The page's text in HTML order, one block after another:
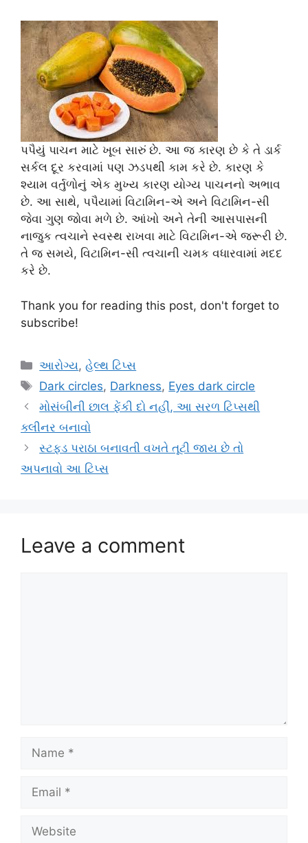
પપૈયું પાચન માટે ખૂબ સારું છે. આ જ કારણ છે કે તે ડાર્ક
સર્કલ દૂર કરવામાં પણ ઝડપથી કામ કરે છે. કારણ કે
શ્યામ વર્તુળોનું એક મુખ્ય કારણ યોગ્ય પાચનનો અભાવ
છે. આ સાથે, પપૈયામાં વિટામિન-એ અને વિટામિન-સી
જેવા ગુણ જોવા મળે છે. આંખો અને તેની આસપાસની
નાજુક ત્વચાને સ્વસ્થ રાખવા માટે વિટામિન-એ જરૂરી છે.
તે જ સમયે, વિટામિન-સી ત્વચાની ચમક વધારવામાં મદદ
કરે છે.
Thank you for reading this post, don't forget to
subscribe!
Categories
આરોગ્ય,હેલ્થ ટિપ્સ
Tags
Dark circles, Darkness, Eyes dark circle
મોસંબીની છાલ ફેંકી દો નહીં, આ સરળ ટિપ્સથી
ક્લીનર બનાવો
સ્ટફ્ડ પરાઠા બનાવતી વખતે તૂટી જાય છે તો
અપનાવો આ ટિપ્સ
Leave a comment